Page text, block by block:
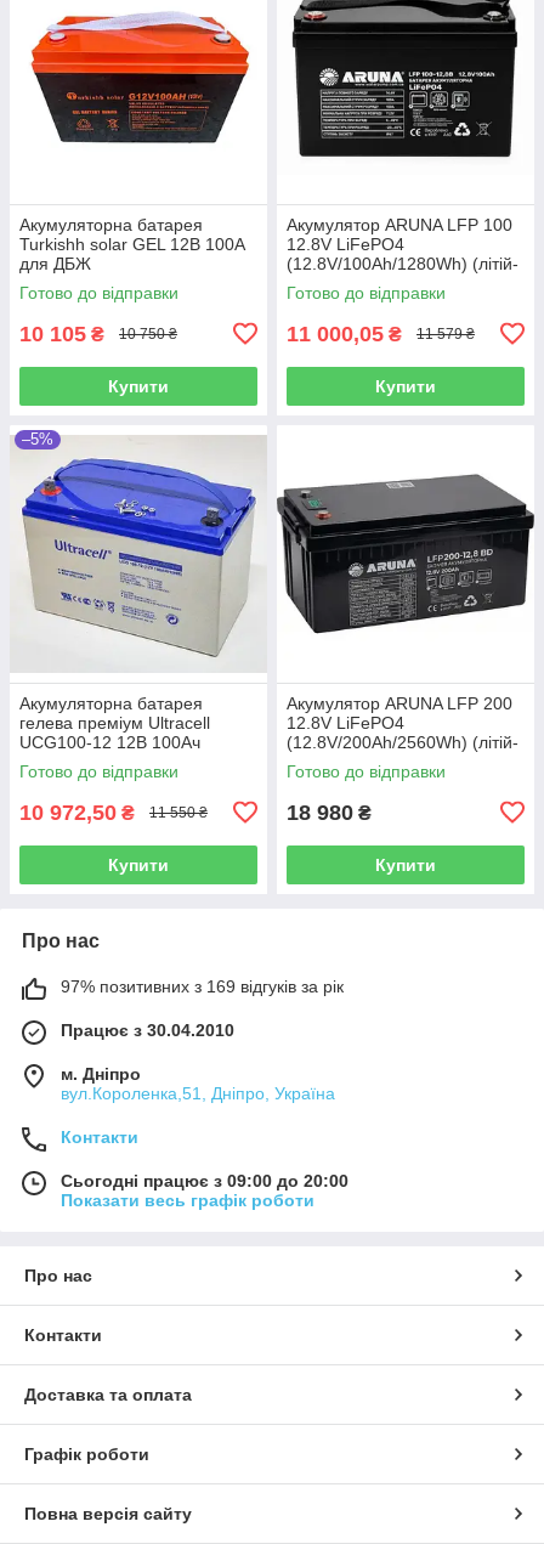
Акумуляторна батарея
Turkishh solar GEL 12В 100А
для ДБЖ
Готово до відправки
10 105 ₴ 10 750 ₴
Купити
Акумулятор ARUNA LFP 100
12.8V LiFePO4
(12.8V/100Ah/1280Wh) (літій-
залізо-фосфатний
акумулятор для ДБЖ (UPS))
Готово до відправки
11 000,05 ₴ 11 579 ₴
Купити
–5%
Акумуляторна батарея
гелева преміум Ultracell
UCG100-12 12В 100Ач
Готово до відправки
10 972,50 ₴ 11 550 ₴
Купити
Акумулятор ARUNA LFP 200
12.8V LiFePO4
(12.8V/200Ah/2560Wh) (літій-
залізо-фосфатний
акумулятор для ДБЖ (UPS))
Готово до відправки
18 980 ₴
Купити
Про нас
97% позитивних з 169 відгуків за рік
Працює з 30.04.2010
м. Дніпро
вул.Короленка,51, Дніпро, Україна
Контакти
Сьогодні працює з 09:00 до 20:00
Показати весь графік роботи
Про нас
Контакти
Доставка та оплата
Графік роботи
Повна версія сайту